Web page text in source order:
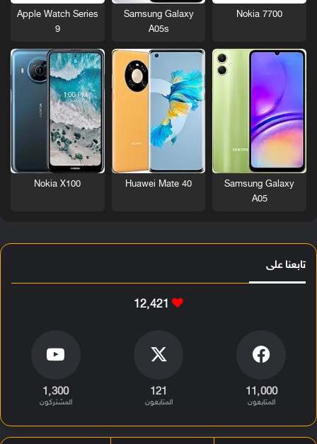
Nokia 7700
Samsung Galaxy
A05s
Apple Watch Series
9
Samsung Galaxy
A05
Huawei Mate 40
Nokia X100
تابعنا على
12٬421
11٬000
المتابعون
121
المتابعون
1٬300
المشتركون